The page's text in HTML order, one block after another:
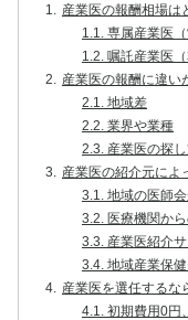
1.
産業医の報酬相場は
1.1.
専属産業医
1.2. 嘱託産業医
2.
産業医の報酬に違い
2.1.
地域差
2.2. 業界や業種
2.3. 産業医の探
3.
産業医の紹介元によ
3.1.
地域の医師
3.2. 医療機関か
3.3. 産業医紹介
3.4. 地域産業保
4.
産業医を選任するな
4.1.
初期費用0円